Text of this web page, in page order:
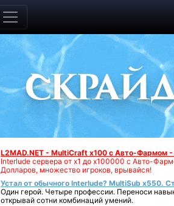
L2MAD.NET - MultiCraft x100 с Авто-Фармом
Interlude сервера от х1 до х100000 с Авто-
Долларов, множество игроков, врывайся!
Устал от обычного Interlude? MultiSub x550.
Один герой. Четыре профессии. Переноси
открывай сотни комбинаций умений.